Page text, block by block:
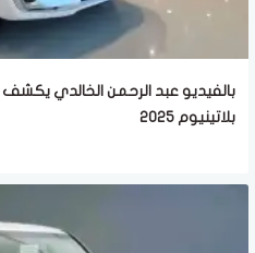
بالفيديو عبد الرحمن الخالدي
بلاتينيوم 2025